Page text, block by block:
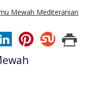
Mewah Mediteranian